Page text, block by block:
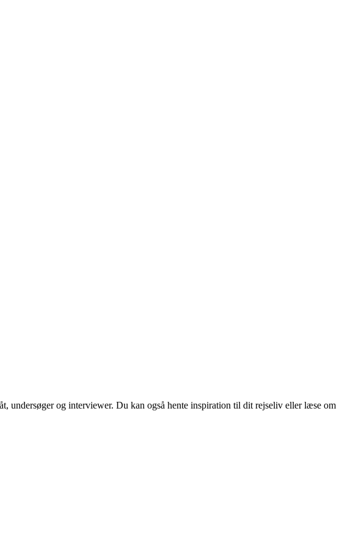
undersøger og interviewer. Du kan også hente inspiration til dit rejseliv eller læse om